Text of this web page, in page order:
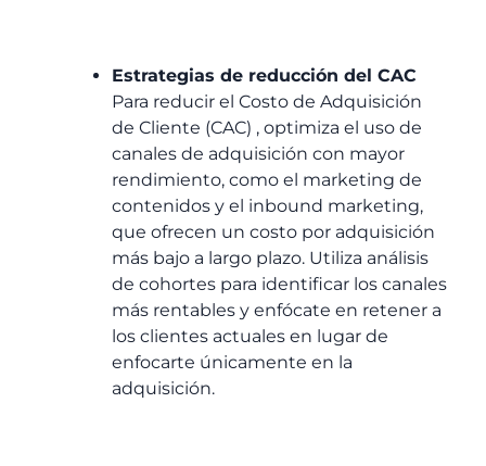
Estrategias de reducción del CAC
Para reducir el Costo de Adquisición
de Cliente (CAC) , optimiza el uso de
canales de adquisición con mayor
rendimiento, como el marketing de
contenidos y el inbound marketing,
que ofrecen un costo por adquisición
más bajo a largo plazo. Utiliza análisis
de cohortes para identificar los canales
más rentables y enfócate en retener a
los clientes actuales en lugar de
enfocarte únicamente en la
adquisición.